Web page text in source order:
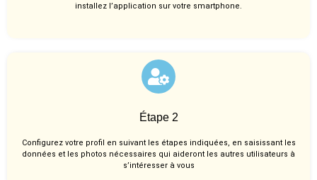
installez l’application sur votre smartphone.
Étape 2
Configurez votre profil en suivant les étapes indiquées, en saisissant les
données et les photos nécessaires qui aideront les autres utilisateurs à
s’intéresser à vous